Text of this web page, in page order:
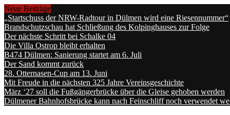
Neue Beiträge
„Startschuss der NRW-Radtour in Dülmen wird eine Riesennummer“
Brandschutzschau hat Schließung des Kolpinghauses zur Folge
Der nächste Schritt bei Schalke 04
Die Villa Ostrop bleibt erhalten
B474 Dülmen: Sanierung startet am 6. Juli
Der Sand kommt zurück
28. Otternasen-Cup am 13. Juni
Mit Freude in die nächsten 325 Jahre Vereinsgeschichte
März ‘27 soll die Fußgängerbrücke über die Gleise gehoben werden
Dülmener Bahnhofsbrücke kann nach Feinschliff noch verwendet